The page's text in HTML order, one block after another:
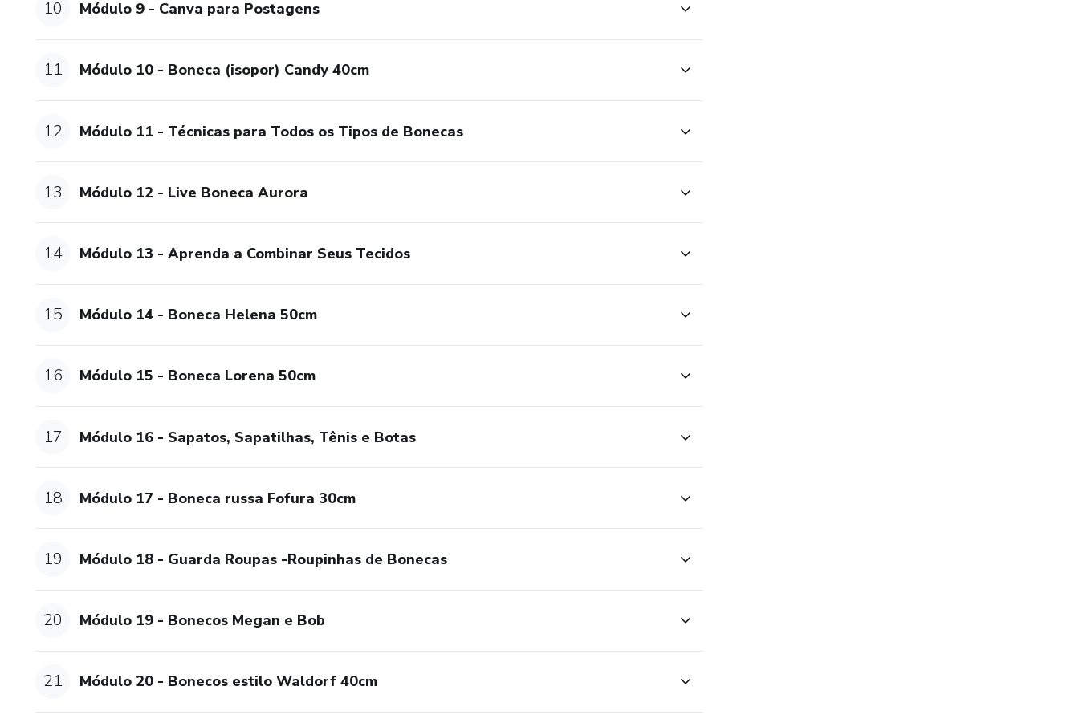
10 Módulo 9 - Canva para Postagens
11 Módulo 10 - Boneca (isopor) Candy 40cm
12 Módulo 11 - Técnicas para Todos os Tipos de Bonecas
13 Módulo 12 - Live Boneca Aurora
14 Módulo 13 - Aprenda a Combinar Seus Tecidos
15 Módulo 14 - Boneca Helena 50cm
16 Módulo 15 - Boneca Lorena 50cm
17 Módulo 16 - Sapatos, Sapatilhas, Tênis e Botas
18 Módulo 17 - Boneca russa Fofura 30cm
19 Módulo 18 - Guarda Roupas -Roupinhas de Bonecas
20 Módulo 19 - Bonecos Megan e Bob
21 Módulo 20 - Bonecos estilo Waldorf 40cm